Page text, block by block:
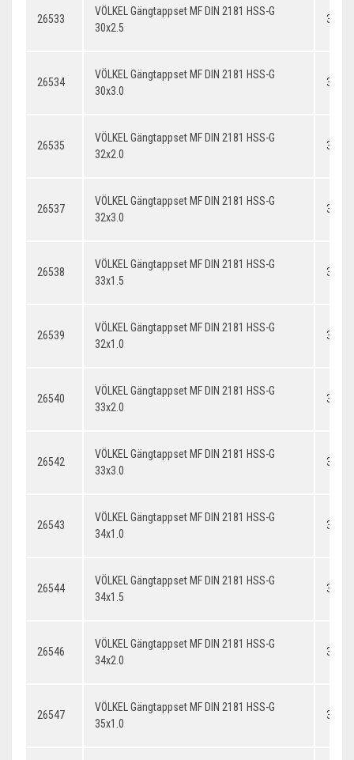
26533
VÖLKEL Gängtappset MF DIN 2181 HSS-G
30x2.5
26534
VÖLKEL Gängtappset MF DIN 2181 HSS-G
30x3.0
26535
VÖLKEL Gängtappset MF DIN 2181 HSS-G
32x2.0
26537
VÖLKEL Gängtappset MF DIN 2181 HSS-G
32x3.0
26538
VÖLKEL Gängtappset MF DIN 2181 HSS-G
33x1.5
26539
VÖLKEL Gängtappset MF DIN 2181 HSS-G
32x1.0
26540
VÖLKEL Gängtappset MF DIN 2181 HSS-G
33x2.0
26542
VÖLKEL Gängtappset MF DIN 2181 HSS-G
33x3.0
26543
VÖLKEL Gängtappset MF DIN 2181 HSS-G
34x1.0
26544
VÖLKEL Gängtappset MF DIN 2181 HSS-G
34x1.5
26546
VÖLKEL Gängtappset MF DIN 2181 HSS-G
34x2.0
26547
VÖLKEL Gängtappset MF DIN 2181 HSS-G
35x1.0